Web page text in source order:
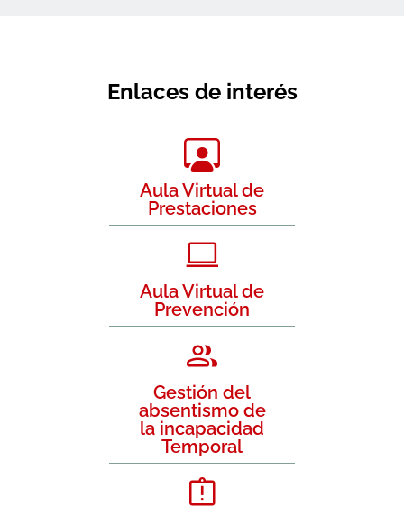
Enlaces de interés
Aula Virtual de
Prestaciones
Aula Virtual de
Prevención
Gestión del
absentismo de
la incapacidad
Temporal